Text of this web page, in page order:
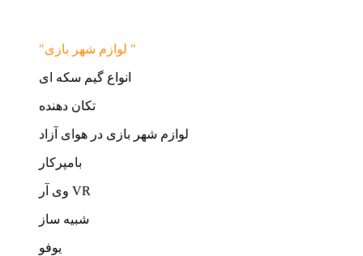
"لوازم شهر بازی "
انواع گیم سکه ای
تکان دهنده
لوازم شهر بازی در هوای آزاد
بامپرکار
وی آر VR
شبیه ساز
یوفو